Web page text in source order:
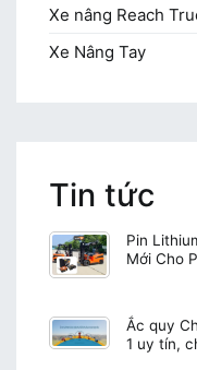
Xe nâng Reach
Xe Nâng Tay
Tin tức
Pin
Mới Cho
Ắc quy
1 uy tín,